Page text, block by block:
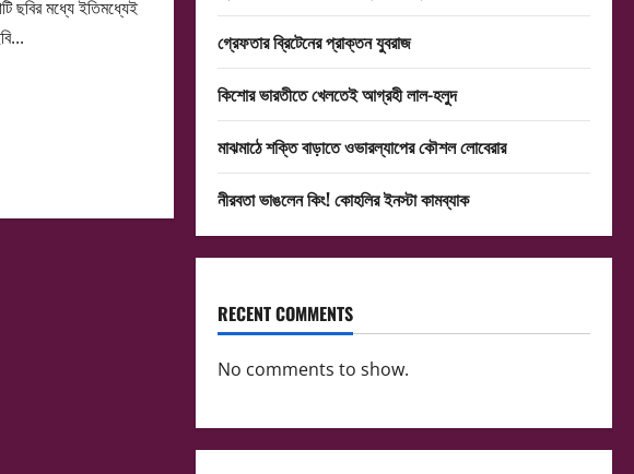
ছবির মধ্যে ইতিমধ্যেই
গ্রেফতার ব্রিটেনের প্রাক্তন যুবরাজ
কিশোর ভারতীতে খেলতেই আগ্রহী লাল-হলুদ
মাঝমাঠে শক্তি বাড়াতে ওভারল্যাপের কৌশল লোবেরার
নীরবতা ভাঙলেন কিং! কোহলির ইনস্টা কামব্যাক
RECENT COMMENTS
No comments to show.